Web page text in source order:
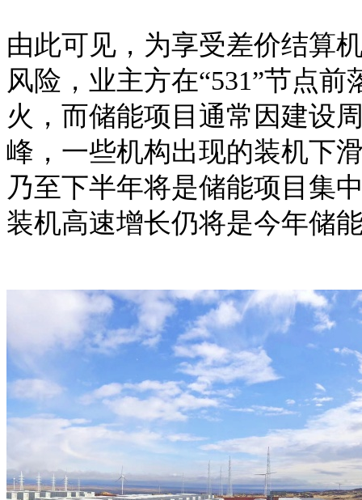
由此可见，为享受差价结算
风险，业主方在“531”节点
火，而储能项目通常因建设
峰，一些机构出现的装机下
乃至下半年将是储能项目集
装机高速增长仍将是今年储